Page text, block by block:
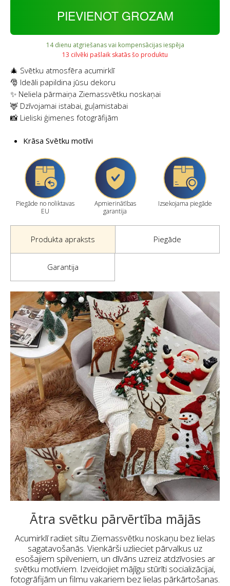
PIEVIENOT GROZAM
14 dienu atgriešanas vai kompensācijas iespēja
13 cilvēki pašlaik skatās šo produktu
🎄 Svētku atmosfēra acumirklī
🎅 Ideāli papildina jūsu dekoru
✨ Neliela pārmaiņa Ziemassvētku noskaņai
🦌 Dzīvojamai istabai, guļamistabai
📸 Lieliski ģimenes fotogrāfijām
Krāsa Svētku motīvi
Piegāde no noliktavas
EU
Apmierinātības
garantija
Izsekojama piegāde
Produkta apraksts Piegāde
Garantija
Ātra svētku pārvērtība mājās
Acumirklī radiet siltu Ziemassvētku noskaņu bez lielas
sagatavošanās. Vienkārši uzlieciet pārvalkus uz
esošajiem spilveniem, un dīvāns uzreiz atdzīvosies ar
svētku motīviem. Izveidojiet mājīgu stūrīti socializācijai,
fotogrāfijām un filmu vakariem bez lielas pārkārtošanas.